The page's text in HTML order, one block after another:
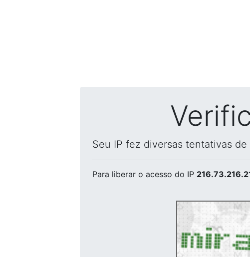
Seu IP fez diversas tentativas
Para liberar o acesso do IP